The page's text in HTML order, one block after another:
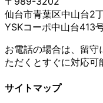
仙台市青葉区中山台2
YSKコーポ中山台413
お電話の場合は、留
ただくとすぐに対応可
サイトマップ